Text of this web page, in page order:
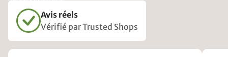
Avis réels
Vérifié par Trusted Shops